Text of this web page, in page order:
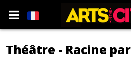
Théâtre - Racine